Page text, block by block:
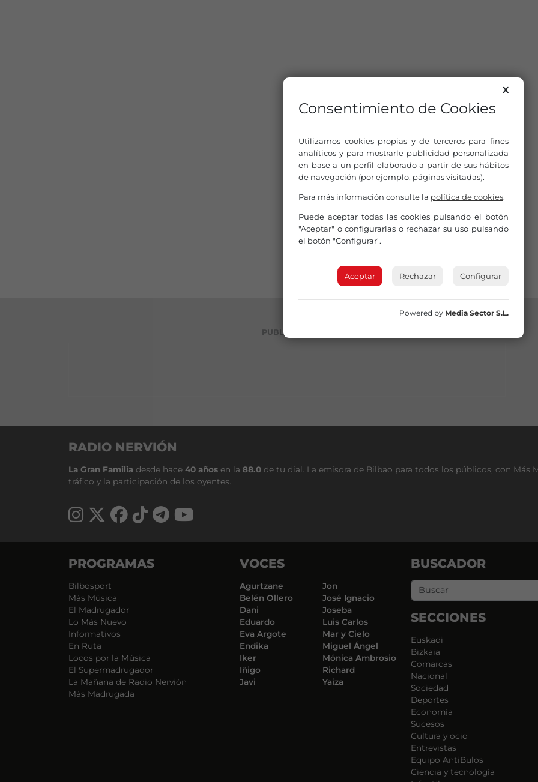
PUBLICIDAD
RADIO NERVIÓN
La Gran Familia desde hace 40 años en la 88.0 de tu dial. La emisora de Bilbao para todos los públicos, con Más
tráfico y la participación de los oyentes.
PROGRAMAS
Bilbosport
Más Música
El Madrugador
Lo Más Nuevo
Informativos
En Ruta
Locos por la Música
El Supermadrugador
La Mañana de Radio Nervión
Más Madrugada
VOCES
Agurtzane
Belén Ollero
Dani
Eduardo
Eva Argote
Endika
Iker
Iñigo
Javi
Jon
José Ignacio
Joseba
Luis Carlos
Mar y Cielo
Miguel Ángel
Mónica Ambrosio
Richard
Yaiza
BUSCADOR
SECCIONES
Euskadi
Bizkaia
Comarcas
Nacional
Sociedad
Deportes
Economía
Sucesos
Cultura y ocio
Entrevistas
Equipo AntiBulos
Ciencia y tecnología
X
Consentimiento de Cookies
Utilizamos cookies propias y de terceros para fines
analíticos y para mostrarle publicidad personalizada
en base a un perfil elaborado a partir de sus hábitos
de navegación (por ejemplo, páginas visitadas).
Para más información consulte la política de cookies.
Puede aceptar todas las cookies pulsando el botón
"Aceptar" o configurarlas o rechazar su uso pulsando
el botón "Configurar".
Aceptar Rechazar Configurar
Powered by Media Sector S.L.